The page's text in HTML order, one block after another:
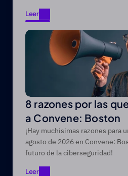
Leer
Leer
8 razones por las
a Convene: Boston
¡Hay muchísimas razones para
agosto de 2026 en Convene:
futuro de la ciberseguridad!
Leer